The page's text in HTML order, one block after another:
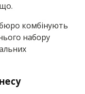
комбінують
набору